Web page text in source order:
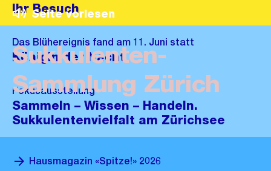
Seite vorlesen
Sukkulenten-
Sammlung Zürich
Ihr Besuch
Das Blühereignis fand am 11. Juni statt
Königin der Nacht
Fokusausstellung
Sammeln – Wissen – Handeln.
Sukkulentenvielfalt am Zürichsee
Hausmagazin «Spitze!» 2026